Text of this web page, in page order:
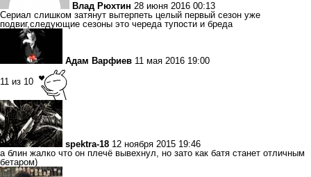
Влад Рюхтин 28 июня 2016 00:13
Сериал слишком затянут вытерпеть целый первый сезон уже
подвиг,следующие сезоны это череда тупости и бреда
Адам Варфиев 11 мая 2016 19:00
11 из 10
spektra-18 12 ноября 2015 19:46
а блин жалко что он плечё вывехнул, но зато как батя станет отличным
бетаром)